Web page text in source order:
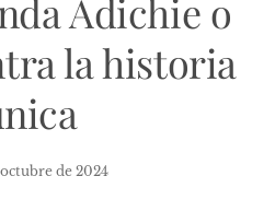
Adichie o
la historia
de 2024